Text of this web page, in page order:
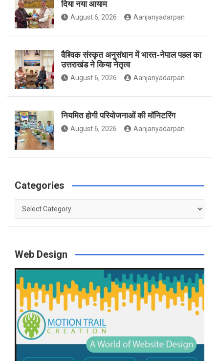
k
m
दिया नया आयाम
August 6, 2026 Aanjanyadarpan
वैश्विक संस्कृत अनुसंधान में भारत-नेपाल पहल का
उत्तराखंड ने किया नेतृत्व
August 6, 2026 Aanjanyadarpan
नियमित होगी परियोजनाओं की मॉनिटरिंग
August 6, 2026 Aanjanyadarpan
Categories
Categories
Web Design